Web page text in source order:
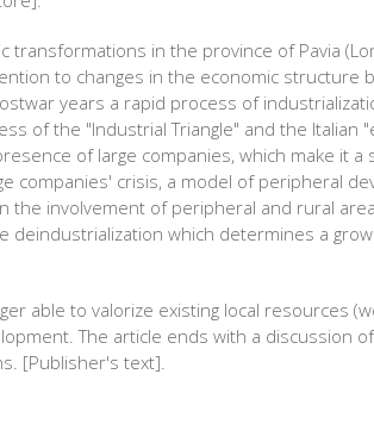
transformations in the province of Pavia
to changes in the economic structure
years a rapid process of
of the "Industrial Triangle" and the Italian
of large companies, which make it
companies' crisis, a model of peripheral
the involvement of peripheral and rural
deindustrialization which determines a
able to valorize existing local resources
The article ends with a discussion
[Publisher's text].